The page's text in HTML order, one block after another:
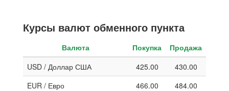
Курсы валют обменного пункта
Валюта Покупка
Продажа
USD / Доллар США
425.00
430.00
EUR / Евро
466.00
484.00